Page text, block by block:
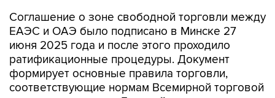
Соглашение о зоне свободной торговли между
ЕАЭС и ОАЭ было подписано в Минске 27
июня 2025 года и после этого проходило
ратификационные процедуры. Документ
формирует основные правила торговли,
соответствующие нормам Всемирной торговой